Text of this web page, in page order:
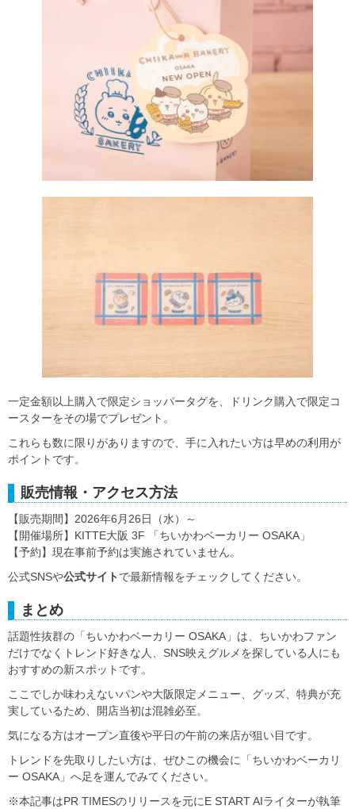
一定金額以上購入で限定ショッパータグを、ドリンク購入で限定コ
ースターをその場でプレゼント。
これらも数に限りがありますので、手に入れたい方は早めの利用が
ポイントです。
販売情報・アクセス方法
【販売期間】2026年6月26日（水）～
【開催場所】KITTE大阪 3F 「ちいかわベーカリー OSAKA」
【予約】現在事前予約は実施されていません。
公式SNSや公式サイト で最新情報をチェックしてください。
まとめ
話題性抜群の「ちいかわベーカリー OSAKA」は、ちいかわファン
だけでなくトレンド好きな人、SNS映えグルメを探している人にも
おすすめの新スポットです。
ここでしか味わえないパンや大阪限定メニュー、グッズ、特典が充
実しているため、開店当初は混雑必至。
気になる方はオープン直後や平日の午前の来店が狙い目です。
トレンドを先取りしたい方は、ぜひこの機会に「ちいかわベーカリ
ー OSAKA」へ足を運んでみてください。
※本記事はPR TIMESのリリースを元にE START AIライターが執筆